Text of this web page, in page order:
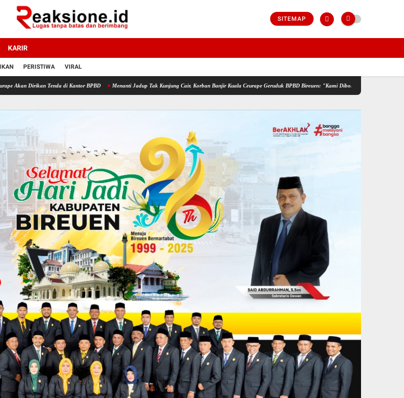
SITEMAP
KARIR
PERISTIWA VIRAL
Tenda di Kantor BPBD Menanti Jadup Tak Kunjung Cair, Korban Banjir Kuala Ceurape Geruduk BPBD Bireuen: "Kami Dibola-bolai" IMO-Indonesia Hadiri